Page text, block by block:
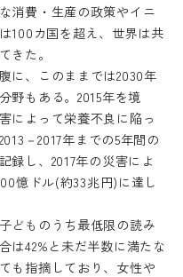
消費・生産の政策やイニ
100カ国を超え、世界は共
きた。
に、このままでは2030年
野もある。2015年を境
によって栄養不良に陥っ
－2017年までの5年間の
録し、2017年の災害によ
憶ドル(約33兆円)に達し
ども のうち最低限の読み
は42%と未だ半数に満たな
も指摘しており、女性や